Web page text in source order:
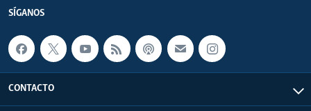
SÍGANOS
CONTACTO